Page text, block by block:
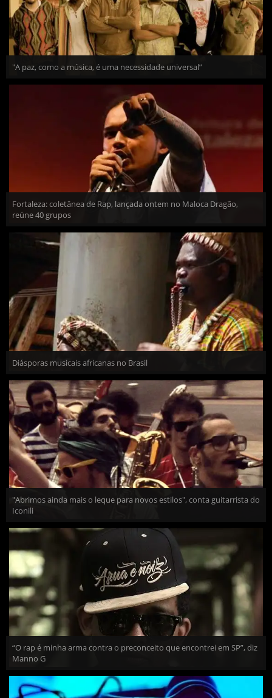
"A paz, como a música, é uma necessidade universal”
Fortaleza: coletânea de Rap, lançada ontem no Maloca Dragão,
reúne 40 grupos
Diásporas musicais africanas no Brasil
"Abrimos ainda mais o leque para novos estilos", conta guitarrista do
Iconili
“O rap é minha arma contra o preconceito que encontrei em SP”, diz
Manno G